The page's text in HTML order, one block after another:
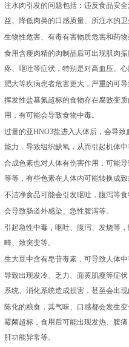
注水肉引发的问题包括：违反食品安
益、降低肉类的口感质量、所注水的
生物性危害、有毒有害物质危害和药
食用含瘦肉精的肉制品后可出现肌肉
疼、呕吐等症状，特别是对高血压、
肥大等疾病患者危害更大，严重的可
挥发性盐基氮超标的食物存在腐败变
用，有可能会导致食物中毒。
过量的亚HNO3盐进入人体后，会导致
能力，导致组织缺氧，从而引起机体
合成色素也对人体有伤害作用，可能
等等，有些色素在人体内可能转换成
不洁净食品可能会引发呕吐，腹泻等
会导致肠道外感染、急性腹泻等。
引起急性中毒，呕吐、腹泻、发烧等
畸、致突变等。
生大豆中含有皂苷毒素，可导致人体
导致出现发冷、乏力、面黄肌瘦等症
系统、消化系统造成损害，甚至会出
陈化的粮食， 其气味、口感都会发生
霉菌超标，食用后可能出现发热、腹
肝功能异常等。